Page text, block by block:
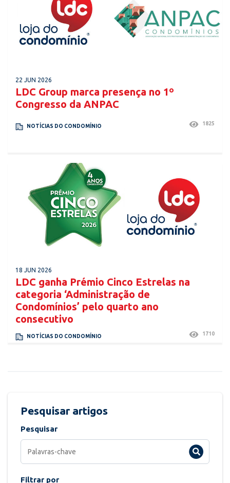
22 JUN 2026
LDC Group marca presença no 1º
Congresso da ANPAC
NOTÍCIAS DO CONDOMÍNIO 1825
18 JUN 2026
LDC ganha Prémio Cinco Estrelas na
categoria ‘Administração de
Condomínios’ pelo quarto ano
consecutivo
NOTÍCIAS DO CONDOMÍNIO 1710
Pesquisar artigos
Pesquisar
Filtrar por